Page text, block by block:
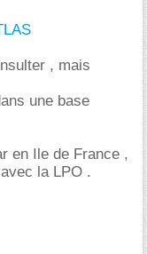
, mais
une base
en Ile de France ,
la LPO .